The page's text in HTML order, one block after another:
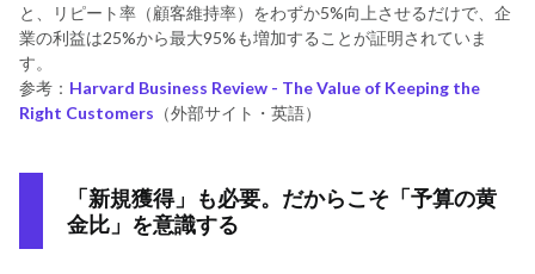
と、リピート率（顧客維持率）をわずか5%向上させるだけで、企
業の利益は25%から最大95%も増加することが証明されていま
す。
参考： Harvard Business Review - The Value of Keeping the
Right Customers （外部サイト・英語）
「新規獲得」も必要。だからこそ「予算の黄
金比」を意識する